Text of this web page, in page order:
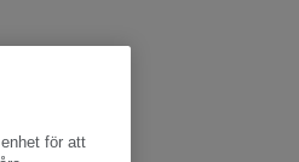
för att